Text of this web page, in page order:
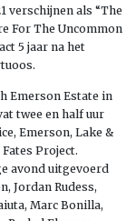
verschijnen als “The
For The Uncommon
5 jaar na het
Emerson Estate in
twee en half uur
Emerson, Lake &
Project.
avond uitgevoerd
Jordan Rudess,
Marc Bonilla,